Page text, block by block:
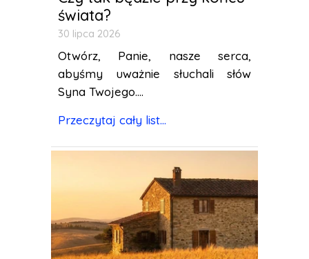
świata?
30 lipca 2026
Otwórz, Panie, nasze serca,
abyśmy uważnie słuchali słów
Syna Twojego....
Przeczytaj cały list...